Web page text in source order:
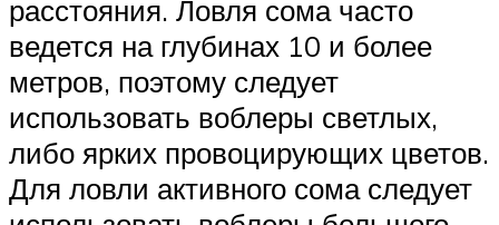
расстояния. Ловля сома часто
ведется на глубинах 10 и более
метров, поэтому следует
использовать воблеры светлых,
либо ярких провоцирующих цветов.
Для ловли активного сома следует